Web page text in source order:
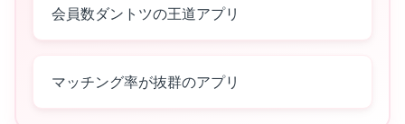
会員数ダントツの王道アプリ
マッチング率が抜群のアプリ